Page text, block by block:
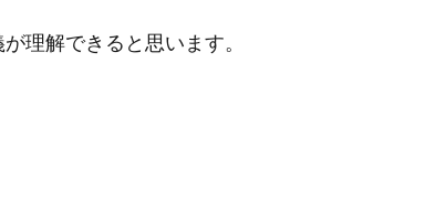
理解できると思います。